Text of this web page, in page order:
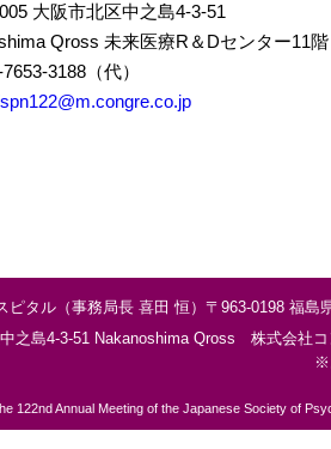
大阪市北区中之島4-3-51
Qross 未来医療R＆Dセンター11階
3188（代）
タル（事務局長 喜田 恒） 〒963-0198 福島
之島4‐3‐51 Nakanoshima Qross 株式会社
※
122nd Annual Meeting of the Japanese Society of